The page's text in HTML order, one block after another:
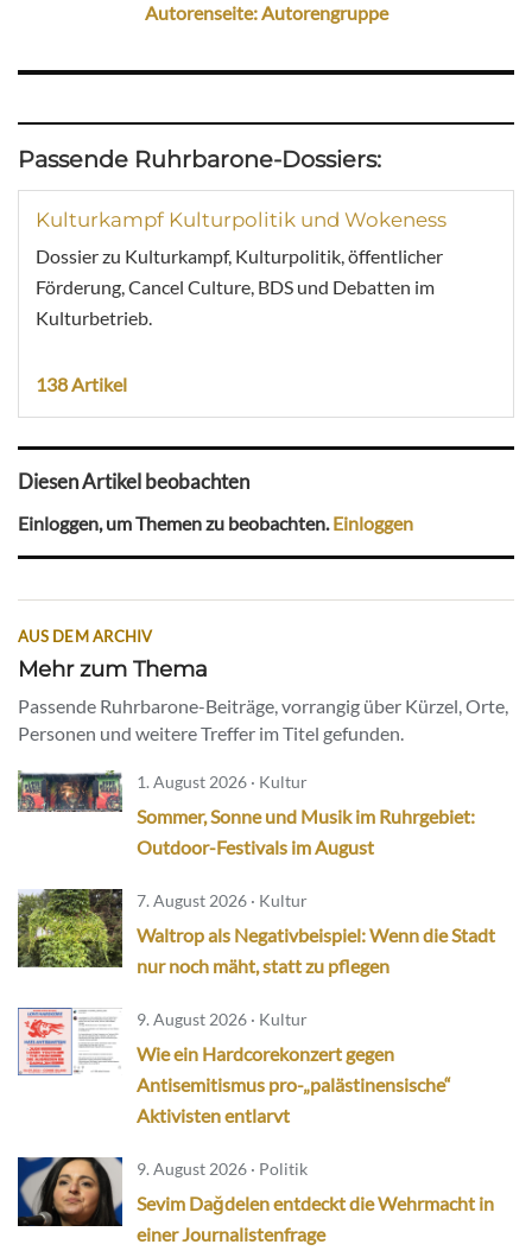
Autorenseite: Autorengruppe
Passende Ruhrbarone-Dossiers:
Kulturkampf Kulturpolitik und Wokeness
Dossier zu Kulturkampf, Kulturpolitik, öffentlicher
Förderung, Cancel Culture, BDS und Debatten im
Kulturbetrieb.
138 Artikel
Diesen Artikel beobachten
Einloggen, um Themen zu beobachten.Einloggen
AUS DEM ARCHIV
Mehr zum Thema
Passende Ruhrbarone-Beiträge, vorrangig über Kürzel, Orte,
Personen und weitere Treffer im Titel gefunden.
1. August 2026 · Kultur
Sommer, Sonne und Musik im Ruhrgebiet:
Outdoor-Festivals im August
7. August 2026 · Kultur
Waltrop als Negativbeispiel: Wenn die Stadt
nur noch mäht, statt zu pflegen
9. August 2026 · Kultur
Wie ein Hardcorekonzert gegen
Antisemitismus pro-„palästinensische“
Aktivisten entlarvt
9. August 2026 · Politik
Sevim Dağdelen entdeckt die Wehrmacht in
einer Journalistenfrage